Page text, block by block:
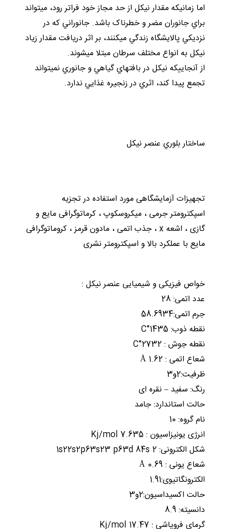
اما زمانيکه مقدار نيکل از حد مجاز خود فراتر رود، ميتواند
براي جانوران مضر و خطرناک باشد. جانوراني که در
نزديکي پالايشگاه زندگي ميکنند، بر اثر دريافت مقدار زياد
نيکل به انواع مختلف سرطان مبتلا ميشوند.
از آنجاييکه نيکل در بافتهاي گياهي و جانوري نميتواند
تجمع پيدا کند، اثري در زنجيره غذايي ندارد.
ساختار بلوري عنصر نيکل
تجهیزات آزمایشگاهی مورد استفاده در تجزیه
اسپکترومتر جرمی ، میکروسکوپ ، کرماتوگرافی مایع و
گازی ، اشعه x ، جذب اتمی ، مادون قرمز ، کروماتوگرافی
مایع با عملکرد بالا و اسپکترومتر نشری
خواص فیزیکی و شیمیایی عنصر نیکل :
عدد اتمی: 28
جرم اتمی:58.6934
نقطه ذوب: C°1435
نقطه جوش : C°2732
شعاع اتمی : Å 1.62
ظرفیت:2و3
رنگ: سفید – نقره ای
حالت استاندارد: جامد
نام گروه: 10
انرژی یونیزاسیون : Kj/mol 7.635
شکل الکترونی: 2 1s22s2p63s23 p63d 84s
شعاع یونی : Å 0.69
الکترونگاتیوی:1.91
حالت اکسیداسیون:2و3
دانسیته: 8.9
گرمای فروپاشی : Kj/mol 17.47